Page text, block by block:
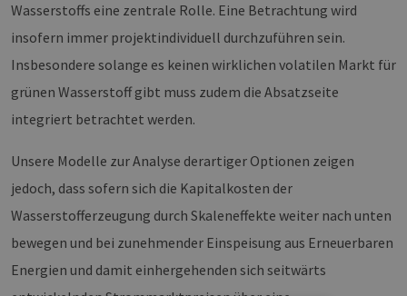
Wasserstoffs eine zentrale Rolle. Eine Betrachtung wird
insofern immer projektindividuell durchzuführen sein.
Insbesondere solange es keinen wirklichen volatilen Markt für
grünen Wasserstoff gibt muss zudem die Absatzseite
integriert betrachtet werden.
Unsere Modelle zur Analyse derartiger Optionen zeigen
jedoch, dass sofern sich die Kapitalkosten der
Wasserstofferzeugung durch Skaleneffekte weiter nach unten
bewegen und bei zunehmender Einspeisung aus Erneuerbaren
Energien und damit einhergehenden sich seitwärts